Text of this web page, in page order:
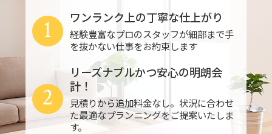
ワンランク上の丁寧な仕上がり
経験豊富なプロのスタッフが細部まで手
を抜かない仕事をお約束します
1
リーズナブルかつ安心の明朗会
計！
見積りから追加料金なし。状況に合わせ
た最適なプランニングをご提案いたしま
す。
2